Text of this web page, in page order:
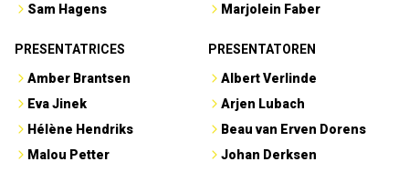
Sam Hagens
Marjolein Faber
PRESENTATRICES
Amber Brantsen
Eva Jinek
Hélène Hendriks
Malou Petter
PRESENTATOREN
Albert Verlinde
Arjen Lubach
Beau van Erven Dorens
Johan Derksen